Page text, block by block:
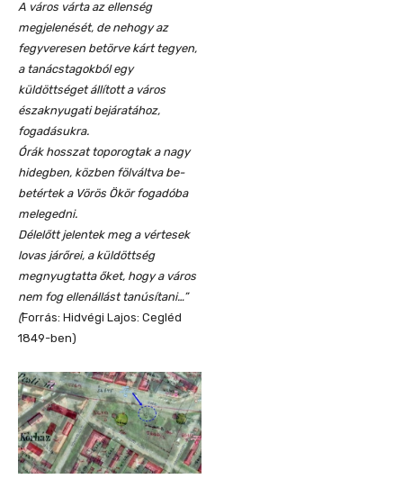
A város várta az ellenség
megjelenését, de nehogy az
fegyveresen betörve kárt tegyen,
a tanácstagokból egy
küldöttséget állított a város
északnyugati bejáratához,
fogadásukra.
Órák hosszat toporogtak a nagy
hidegben, közben fölváltva be-
betértek a Vörös Ökör fogadóba
melegedni.
Délelőtt jelentek meg a vértesek
lovas járőrei, a küldöttség
megnyugtatta őket, hogy a város
nem fog ellenállást tanúsítani…”
(Forrás: Hidvégi Lajos: Cegléd
1849-ben)